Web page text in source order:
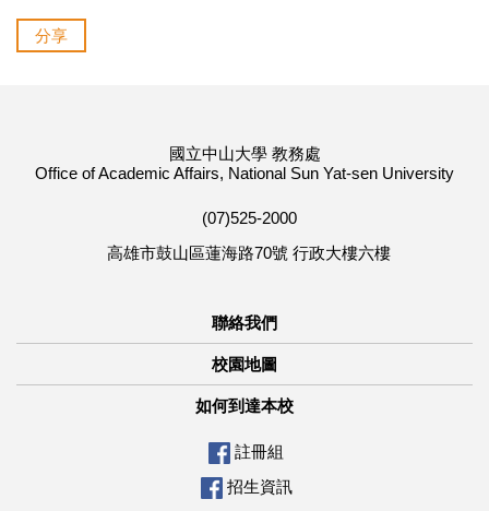
分享
國立中山大學 教務處
Office of Academic Affairs, National Sun Yat-sen University
(07)525-2000
高雄市鼓山區蓮海路70號 行政大樓六樓
聯絡我們
校園地圖
如何到達本校
註冊組
招生資訊